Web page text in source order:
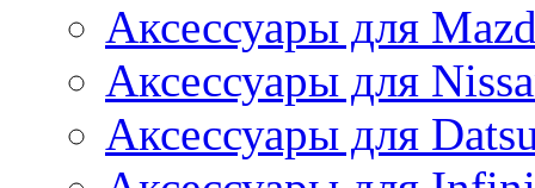
Аксессуары для
Аксессуары для
Аксессуары для